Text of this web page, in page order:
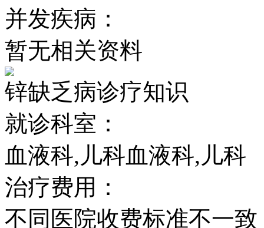
并发疾病：
暂无相关资料
锌缺乏病诊疗知识
就诊科室：
血液科,儿科血液科,儿科
治疗费用：
不同医院收费标准不一